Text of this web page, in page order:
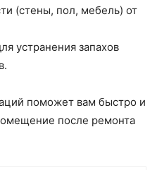
(стены, пол, мебель) от
устранения запахов
поможет вам быстро и
после ремонта